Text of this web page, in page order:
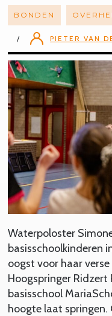
BONDEN
PIETER VAN
Waterpoloster
basisschoolkinderen
oogst voor haar
Hoogspringer Ridzert
basisschool
hoogte laat